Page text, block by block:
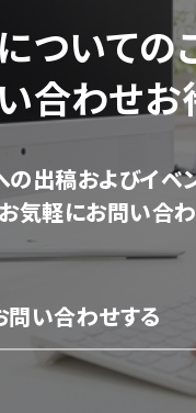
ついての
合わせお
出稿およびイベ
気軽にお問い合わ
問い合わせする